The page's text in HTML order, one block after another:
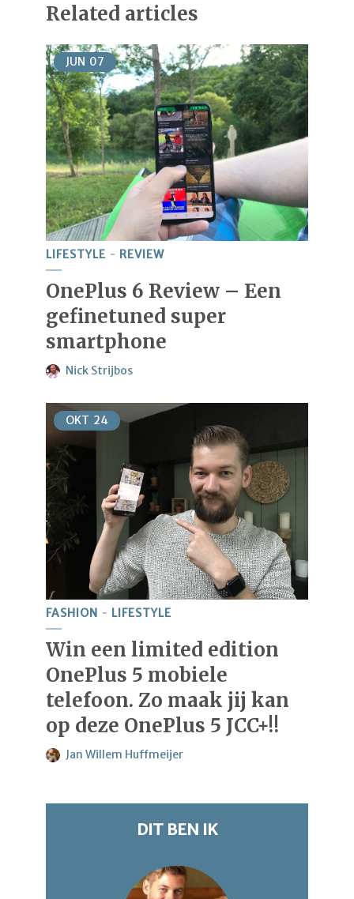
Related articles
JUN 07
LIFESTYLE REVIEW
OnePlus 6 Review – Een
gefinetuned super
smartphone
Nick Strijbos
OKT 24
FASHION LIFESTYLE
Win een limited edition
OnePlus 5 mobiele
telefoon. Zo maak jij kan
op deze OnePlus 5 JCC+!!
Jan Willem Huffmeijer
DIT BEN IK